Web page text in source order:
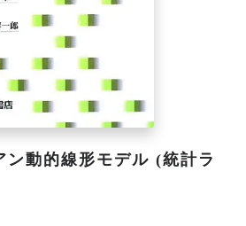
ン動的線形モデル (統計ラ